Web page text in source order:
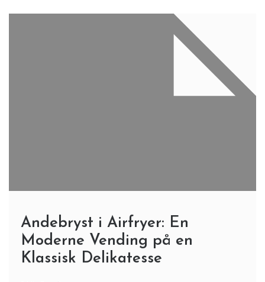
Andebryst i Airfryer: En
Moderne Vending på en
Klassisk Delikatesse